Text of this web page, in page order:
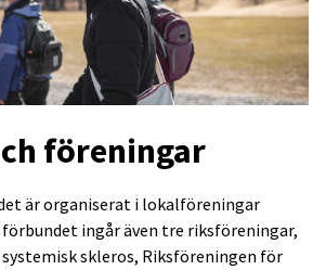
föreningar
är organiserat i lokalföreningar
ingår även tre riksföreningar,
skleros, Riksföreningen för